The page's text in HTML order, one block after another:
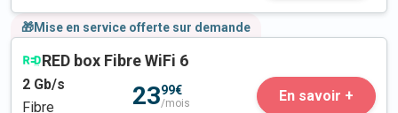
🎁Mise en service offerte sur demande
RED box Fibre WiFi 6
2 Gb/s
Fibre
2399€
/mois En savoir +